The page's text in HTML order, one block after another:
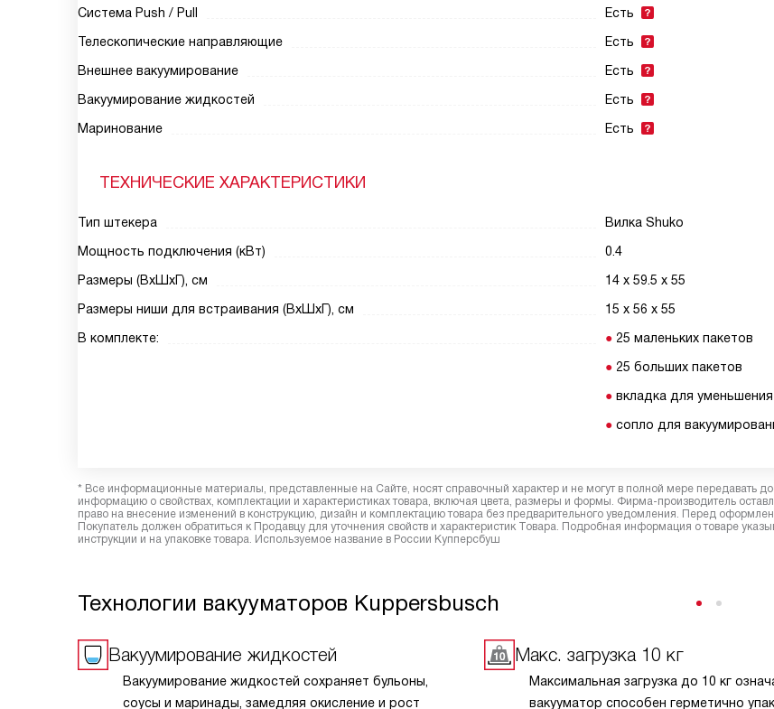
Система Push / Pull
Есть
Телескопические направляющие
Есть
Внешнее вакуумирование
Есть
Вакуумирование жидкостей
Есть
Маринование
Есть
ТЕХНИЧЕСКИЕ ХАРАКТЕРИСТИКИ
Тип штекера
Вилка Shuko
Мощность подключения (кВт)
0.4
Размеры (ВxШxГ), см
14 х 59.5 х 55
Размеры ниши для встраивания (ВxШxГ), см
15 х 56 х 55
В комплекте:
25 маленьких пакетов
25 больших пакетов
вкладка для
сопло для
* Все информационные материалы, представленные на Сайте, носят справочный характер и не могут в полной мере передавать
информацию о свойствах, комплектации и характеристиках товара, включая цвета, размеры и формы. Фирма-производитель
право на внесение изменений в конструкцию, дизайн и комплектацию товара без предварительного уведомления. Перед
Покупатель должен обратиться к Продавцу для уточнения свойств и характеристик Товара. Подробная информация о товаре
инструкции и на упаковке товара. Используемое название в России Купперсбуш
Технологии вакууматоров Kuppersbusch
Вакуумирование жидкостей
Вакуумирование жидкостей сохраняет бульоны,
соусы и маринады, замедляя окисление и рост
Макс. загрузка 10 кг
Максимальная загрузка до 10 кг
вакууматор способен герметично